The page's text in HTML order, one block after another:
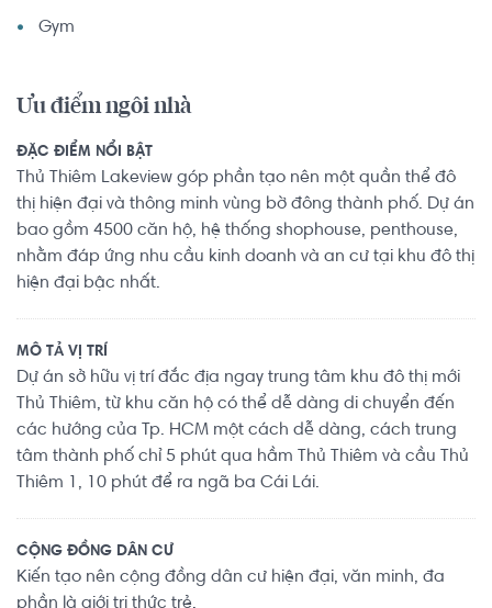
Gym
Ưu điểm ngôi nhà
ĐẶC ĐIỂM NỔI BẬT
Thủ Thiêm Lakeview góp phần tạo nên một quần thể đô
thị hiện đại và thông minh vùng bờ đông thành phố. Dự án
bao gồm 4500 căn hộ, hệ thống shophouse, penthouse,
nhằm đáp ứng nhu cầu kinh doanh và an cư tại khu đô thị
hiện đại bậc nhất.
MÔ TẢ VỊ TRÍ
Dự án sở hữu vị trí đắc địa ngay trung tâm khu đô thị mới
Thủ Thiêm, từ khu căn hộ có thể dễ dàng di chuyển đến
các hướng của Tp. HCM một cách dễ dàng, cách trung
tâm thành phố chỉ 5 phút qua hầm Thủ Thiêm và cầu Thủ
Thiêm 1, 10 phút để ra ngã ba Cái Lái.
CỘNG ĐỒNG DÂN CƯ
Kiến tạo nên cộng đồng dân cư hiện đại, văn minh, đa
phần là giới tri thức trẻ.